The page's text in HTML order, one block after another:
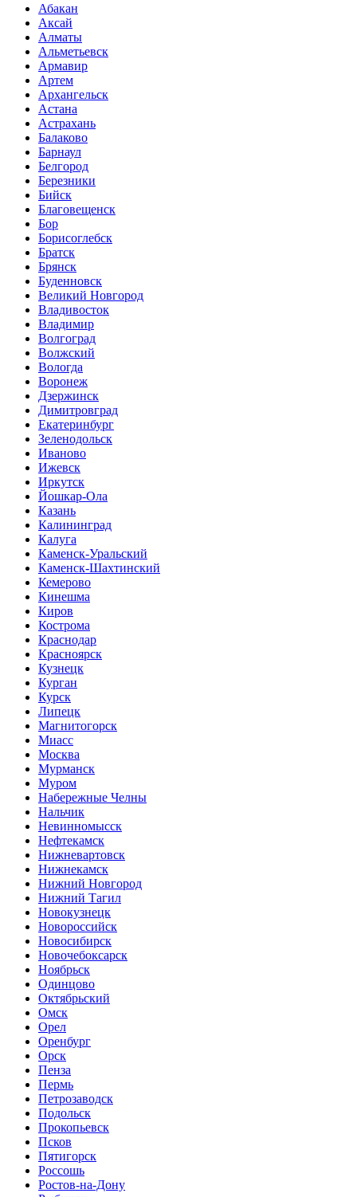
Абакан
Аксай
Алматы
Альметьевск
Армавир
Артем
Архангельск
Астана
Астрахань
Балаково
Барнаул
Белгород
Березники
Бийск
Благовещенск
Бор
Борисоглебск
Братск
Брянск
Буденновск
Великий Новгород
Владивосток
Владимир
Волгоград
Волжский
Вологда
Воронеж
Дзержинск
Димитровград
Екатеринбург
Зеленодольск
Иваново
Ижевск
Иркутск
Йошкар-Ола
Казань
Калининград
Калуга
Каменск-Уральский
Каменск-Шахтинский
Кемерово
Кинешма
Киров
Кострома
Краснодар
Красноярск
Кузнецк
Курган
Курск
Липецк
Магнитогорск
Миасс
Москва
Мурманск
Муром
Набережные Челны
Нальчик
Невинномысск
Нефтекамск
Нижневартовск
Нижнекамск
Нижний Новгород
Нижний Тагил
Новокузнецк
Новороссийск
Новосибирск
Новочебоксарск
Ноябрьск
Одинцово
Октябрьский
Омск
Орел
Оренбург
Орск
Пенза
Пермь
Петрозаводск
Подольск
Прокопьевск
Псков
Пятигорск
Россошь
Ростов-на-Дону